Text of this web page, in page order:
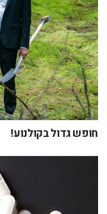
חופש גדול בקולנוע!